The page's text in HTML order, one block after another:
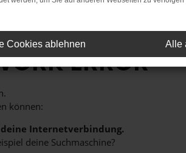
ERROR
können:
Internetverbindung.
deine Suchmaschine?
Cookies ablehnen Alle